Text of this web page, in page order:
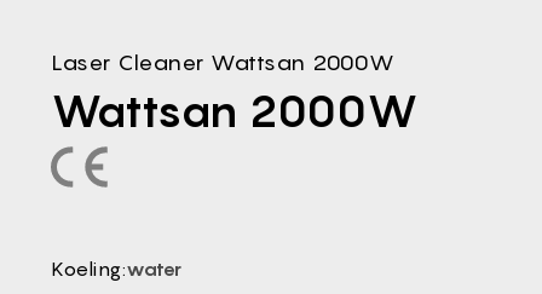
PT -
RO -
EL -
Laser Cleaner Wattsan 2000W
Wattsan 2000W
Koeling:water